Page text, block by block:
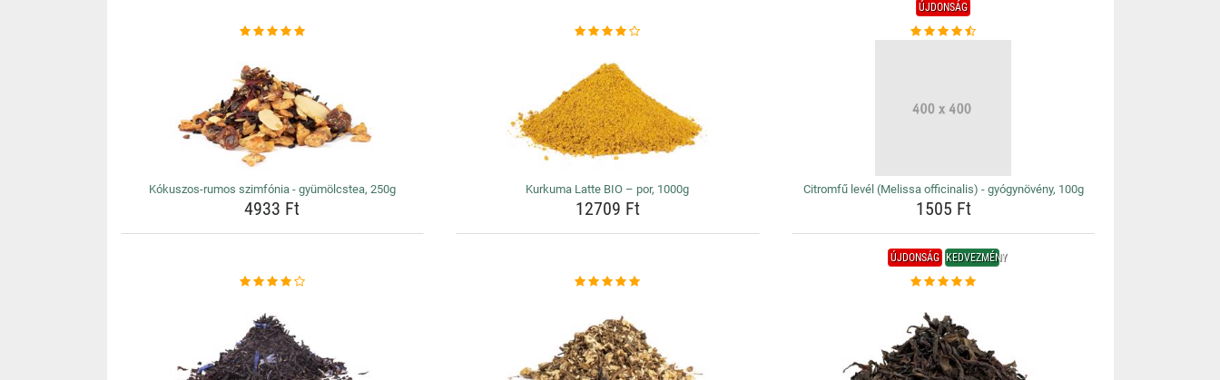
Kókuszos-rumos szimfónia - gyümölcstea, 250g
4933 Ft
Kurkuma Latte BIO – por, 1000g
12709 Ft
ÚJDONSÁG
Citromfű levél (Melissa officinalis) - gyógynövény, 100g
1505 Ft
ÚJDONSÁG KEDVEZMÉNY